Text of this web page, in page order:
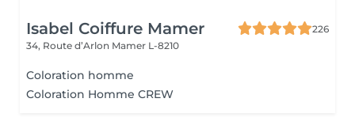
Isabel Coiffure Mamer
226
34, Route d’Arlon Mamer L-8210
Coloration homme
Coloration Homme CREW